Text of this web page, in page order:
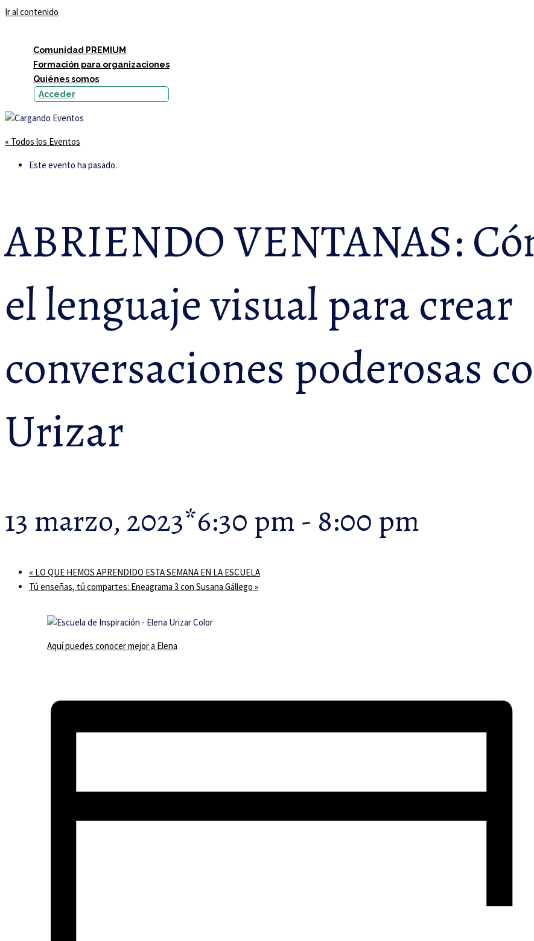
Ir al contenido
Comunidad PREMIUM
Formación para organizaciones
Quiénes somos
Acceder
« Todos los Eventos
Este evento ha pasado.
ABRIENDO VENTANAS:
el lenguaje visual para crear
conversaciones poderosas
Urizar
13 marzo, 2023*6:30 pm- 8:00 pm
« LO QUE HEMOS APRENDIDO ESTA SEMANA EN LA ESCUELA
Tú enseñas, tú compartes: Eneagrama 3 con Susana Gállego »
Aquí puedes conocer mejor a Elena